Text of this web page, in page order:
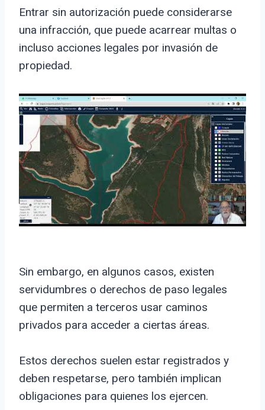
Entrar sin autorización puede considerarse
una infracción, que puede acarrear multas o
incluso acciones legales por invasión de
propiedad.
Sin embargo, en algunos casos, existen
servidumbres o derechos de paso legales
que permiten a terceros usar caminos
privados para acceder a ciertas áreas.
Estos derechos suelen estar registrados y
deben respetarse, pero también implican
obligaciones para quienes los ejercen.